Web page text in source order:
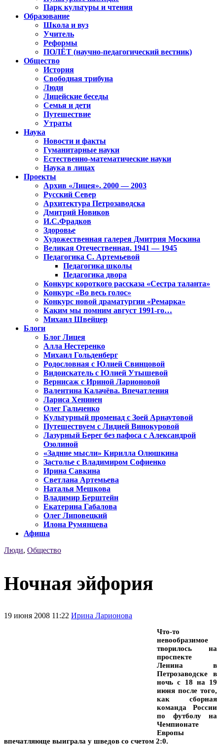
Парк культуры и чтения
Образование
Школа и вуз
Учитель
Реформы
ПОЛЁТ (научно-педагогический вестник)
Общество
История
Свободная трибуна
Люди
Лицейские беседы
Семья и дети
Путешествие
Утраты
Наука
Новости и факты
Гуманитарные науки
Естественно-математические науки
Наука в лицах
Проекты
Архив «Лицея». 2000 — 2003
Русский Север
Архитектура Петрозаводска
Дмитрий Новиков
И.С.Фрадков
Здоровье
Художественная галерея Дмитрия Москина
Великая Отечественная. 1941 — 1945
Педагогика С. Артемьевой
Педагогика школы
Педагогика двора
Конкурс короткого рассказа «Сестра таланта»
Конкурс «Во весь голос»
Конкурс новой драматургии «Ремарка»
Каким мы помним август 1991-го…
Михаил Швейцер
Блоги
Блог Лицея
Алла Нестеренко
Михаил Гольденберг
Родословная с Юлией Свинцовой
Видоискатель с Юлией Утышевой
Вернисаж с Ириной Ларионовой
Валентина Калачёва. Впечатления
Лариса Хенинен
Олег Гальченко
Культурный променад с Зоей Арнаутовой
Путешествуем с Лидией Винокуровой
Лазурный Берег без пафоса с Александрой
Озолиной
«Задние мысли» Кирилла Олюшкина
Застолье с Владимиром Софиенко
Ирина Савкина
Светлана Артемьева
Наталья Мешкова
Владимир Берштейн
Екатерина Габалова
Олег Липовецкий
Илона Румянцева
Афиша
Люди, Общество
Ночная эйфория
19 июня 2008 11:22 Ирина Ларионова
Что-то
невообразимое
творилось на
проспекте
Ленина в
Петрозаводске в
ночь с 18 на 19
июня после того,
как сборная
команда России
по футболу на
Чемпионате
Европы
впечатляюще выиграла у шведов со счетом 2:0.